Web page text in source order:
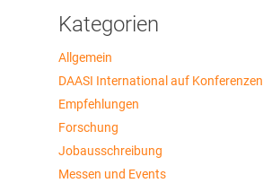
Kategorien
Allgemein
DAASI International auf Konferenzen
Empfehlungen
Forschung
Jobausschreibung
Messen und Events